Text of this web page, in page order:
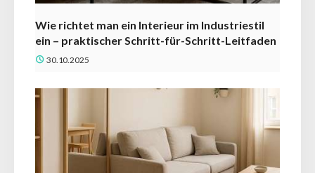
Wie richtet man ein Interieur im Industriestil
ein – praktischer Schritt-für-Schritt-Leitfaden
30.10.2025